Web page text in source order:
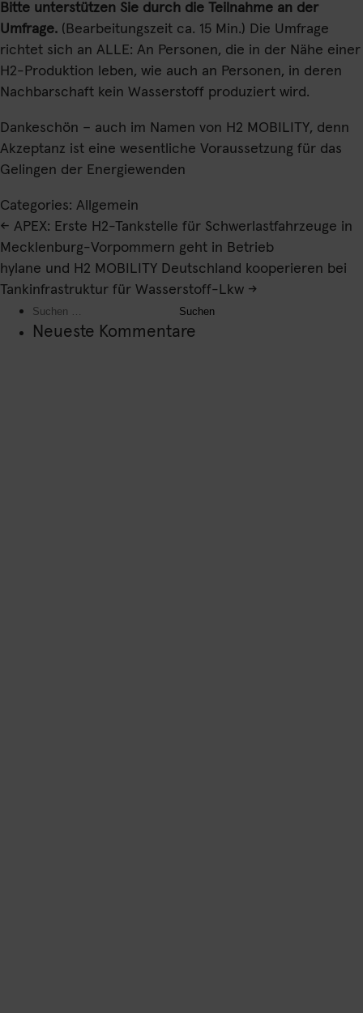
Bitte unterstützen Sie durch die Teilnahme an der
Umfrage. (Bearbeitungszeit ca. 15 Min.) Die Umfrage
richtet sich an ALLE: An Personen, die in der Nähe einer
H2-Produktion leben, wie auch an Personen, in deren
Nachbarschaft kein Wasserstoff produziert wird.
Dankeschön – auch im Namen von H2 MOBILITY, denn
Akzeptanz ist eine wesentliche Voraussetzung für das
Gelingen der Energiewenden
Categories: Allgemein
Beitragsnavigation
← APEX: Erste H2-Tankstelle für Schwerlastfahrzeuge in
Mecklenburg-Vorpommern geht in Betrieb
hylane und H2 MOBILITY Deutschland kooperieren bei
Tankinfrastruktur für Wasserstoff-Lkw →
Suchen
Neueste Kommentare